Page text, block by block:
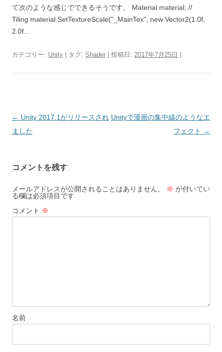
て次のような感じでできるそうです。 Material material; //
Tiling material.SetTextureScale("_MainTex", new Vector2(1.0f,
2.0f...
カテゴリー: Unity | タグ: Shader | 投稿日: 2017年7月25日
投
稿
ゲ
ー
シ
ョ
← Unity 2017.1がリリースされ
ました
Unityで漫画の集中線のようなエ
フェクト →
コメントを残す
メールアドレスが公開されることはありません。 ※ が付いてい
る欄は必須項目です
コメント ※
名前